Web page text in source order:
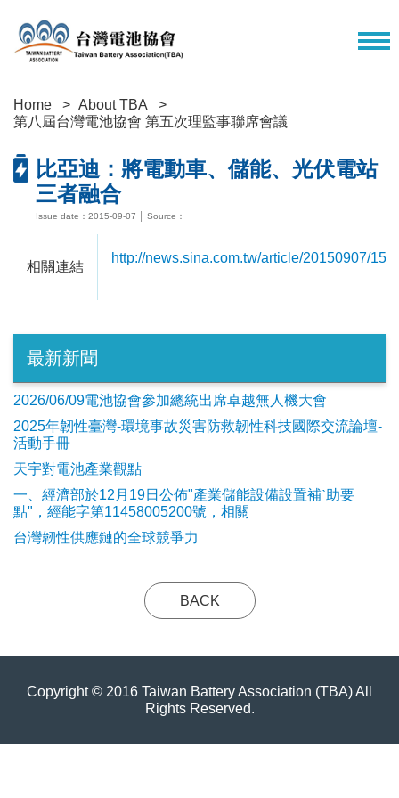
Home
About TBA
第八屆台灣電池協會 第五次理監事聯席會議
比亞迪：將電動車、儲能、光伏電站
三者融合
Issue date：2015-09-07 │ Source：
相關連結
http://news.sina.com.tw/article/20150907/
最新新聞
2026/06/09電池協會參加總統出席卓越無人機大會
2025年韌性臺灣-環境事故災害防救韌性科技國際交流論壇-
活動手冊
天宇對電池產業觀點
​一、經濟部於12月19日公佈"產業儲能設備設置補ˋ助要
點"，經能字第11458005200號，相關
台灣韌性供應鏈的全球競爭力
BACK
Copyright © 2016 Taiwan Battery Association (TBA) All
Rights Reserved.